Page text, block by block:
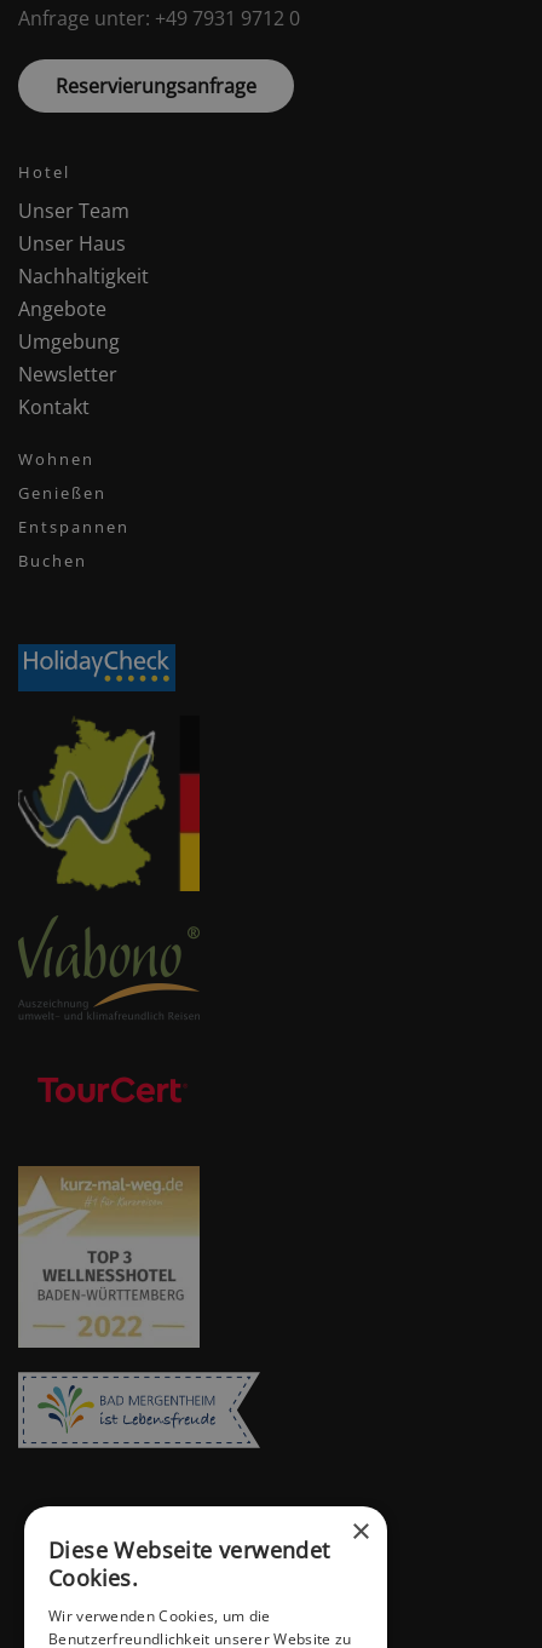
Anfrage unter: +49 7931 9712 0
Reservierungsanfrage
Hotel
Unser Team
Unser Haus
Nachhaltigkeit
Angebote
Umgebung
Newsletter
Kontakt
Wohnen
Genießen
Entspannen
Buchen
×
Diese Webseite verwendet
Cookies.
Wir verwenden Cookies, um die
Benutzerfreundlichkeit unserer Website zu